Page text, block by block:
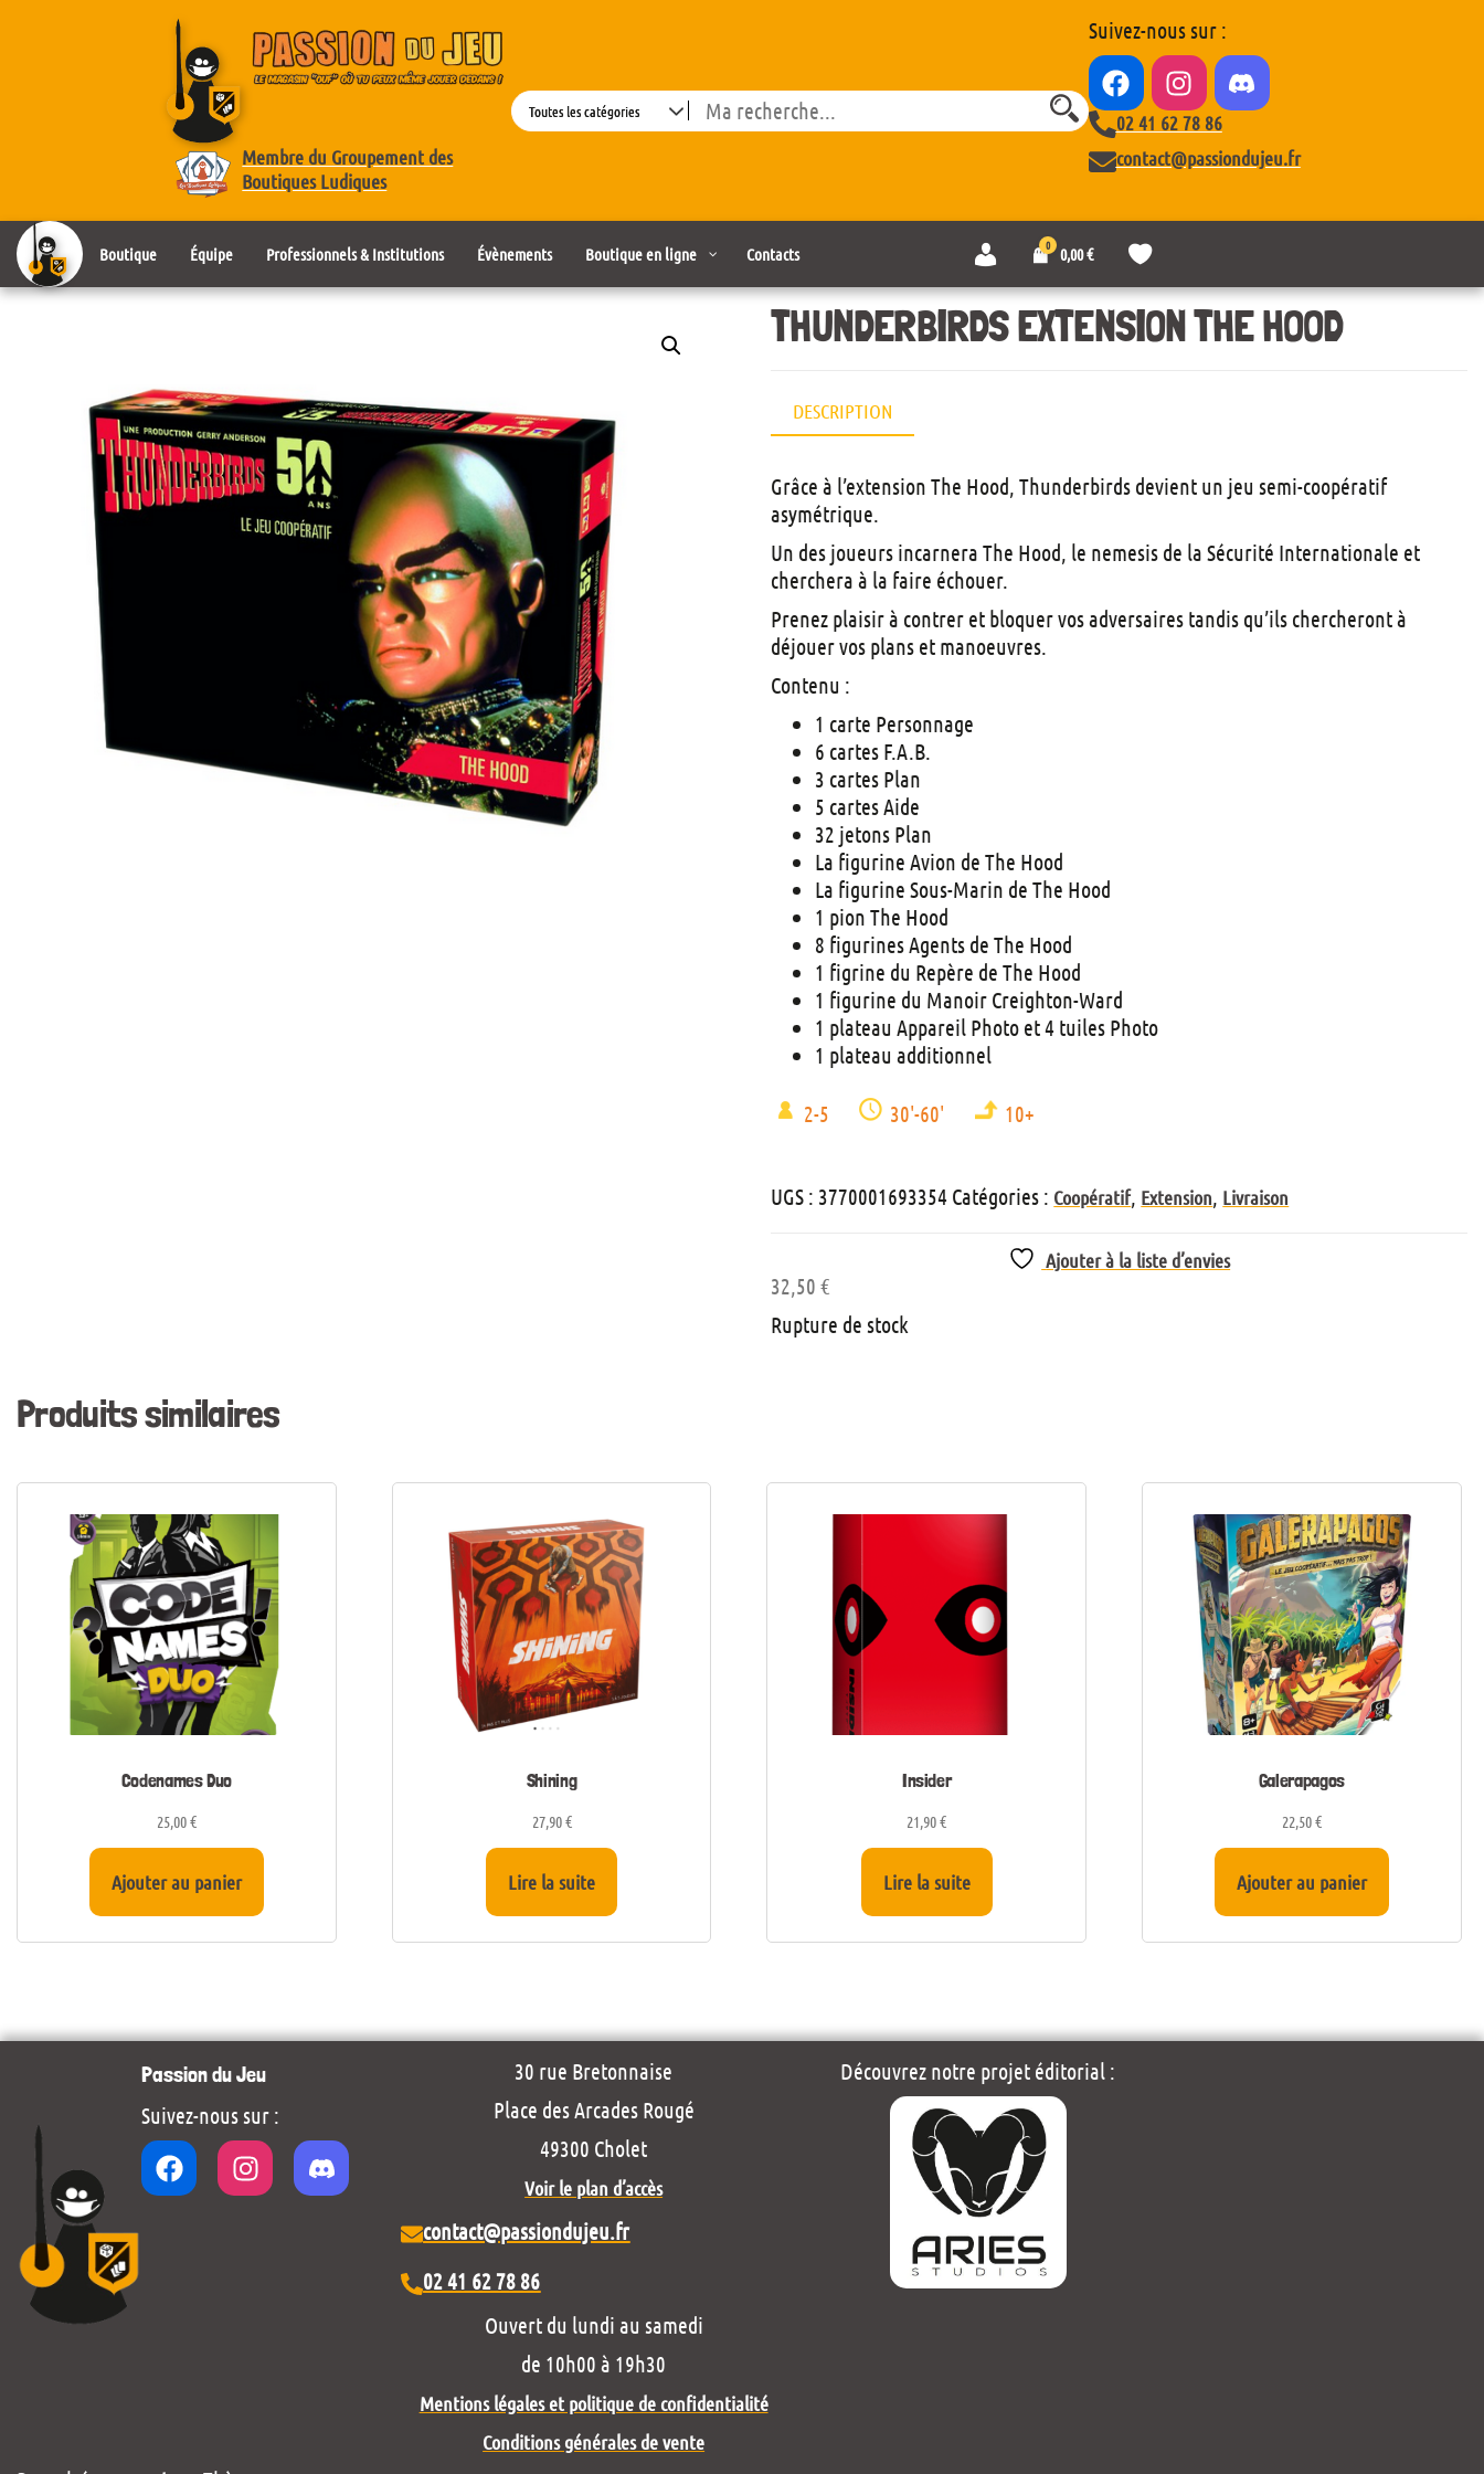
Membre du Groupement des
Boutiques Ludiques
Search
Suivez-nous sur :
02 41 62 78 86
contact@passiondujeu.fr
Boutique Équipe Professionnels & Institutions Évènements Boutique en ligne Contacts
n
c
o
m
0 0,00€
s
t
e
d
i
THUNDERBIRDS EXTENSION THE HOOD
DESCRIPTION
Grâce à l’extension The Hood, Thunderbirds devient un jeu semi-coopératif
asymétrique.
Un des joueurs incarnera The Hood, le nemesis de la Sécurité Internationale et
cherchera à la faire échouer.
Prenez plaisir à contrer et bloquer vos adversaires tandis qu’ils chercheront à
déjouer vos plans et manoeuvres.
Contenu :
1 carte Personnage
6 cartes F.A.B.
3 cartes Plan
5 cartes Aide
32 jetons Plan
La figurine Avion de The Hood
La figurine Sous-Marin de The Hood
1 pion The Hood
8 figurines Agents de The Hood
1 figrine du Repère de The Hood
1 figurine du Manoir Creighton-Ward
1 plateau Appareil Photo et 4 tuiles Photo
1 plateau additionnel
2-5 30'-60' 10+
UGS : 3770001693354 Catégories : Coopératif, Extension Livraison
Ajouter à la liste d’envies
32,50€
Rupture de stock
Produits similaires
Codenames Duo
25,00€
Ajouter au panier
Shining
27,90€
Lire la suite
Insider
21,90€
Lire la suite
Galerapagos
22,50€
Ajouter au panier
Passion du Jeu
Suivez-nous sur :
30 rue Bretonnaise
Place des Arcades Rougé
49300 Cholet
Voir le plan d’accès
contact@passiondujeu.fr
02 41 62 78 86
Ouvert du lundi au samedi
de 10h00 à 19h30
Découvrez notre projet éditorial :
Mentions légales et politique de confidentialité
Conditions générales de vente